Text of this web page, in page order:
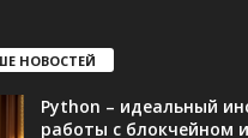
НОВОСТЕЙ
Python – идеальный
работы с блокчейном